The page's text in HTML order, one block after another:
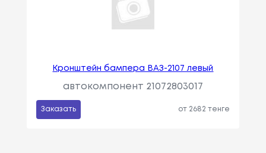
Кронштейн бампера ВАЗ-2107 левый
автокомпонент 21072803017
Заказать от 2682 тенге